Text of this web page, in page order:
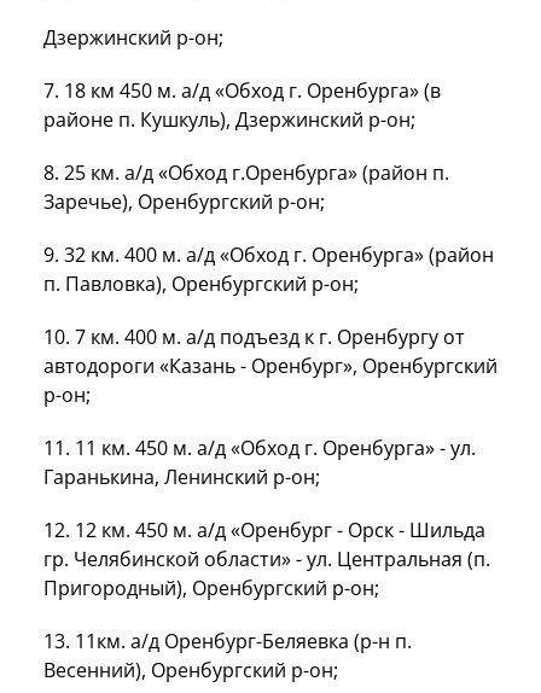
Дзержинский р-он;
7. 18 км 450 м. а/д «Обход г. Оренбурга» (в
районе п. Кушкуль), Дзержинский р-он;
8. 25 км. а/д «Обход г.Оренбурга» (район п.
Заречье), Оренбургский р-он;
9. 32 км. 400 м. а/д «Обход г. Оренбурга» (район
п. Павловка), Оренбургский р-он;
10. 7 км. 400 м. а/д подъезд к г. Оренбургу от
автодороги «Казань - Оренбург», Оренбургский
р-он;
11. 11 км. 450 м. а/д «Обход г. Оренбурга» - ул.
Гаранькина, Ленинский р-он;
12. 12 км. 450 м. а/д «Оренбург - Орск - Шильда
гр. Челябинской области» - ул. Центральная (п.
Пригородный), Оренбургский р-он;
13. 11км. а/д Оренбург-Беляевка (р-н п.
Весенний), Оренбургский р-он;